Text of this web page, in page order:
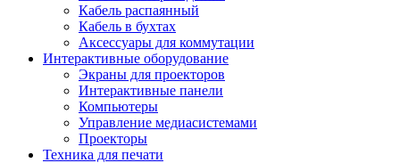
Кабель распаянный
Кабель в бухтах
Аксессуары для коммутации
Интерактивные оборудование
Экраны для проекторов
Интерактивные панели
Компьютеры
Управление медиасистемами
Проекторы
Техника для печати